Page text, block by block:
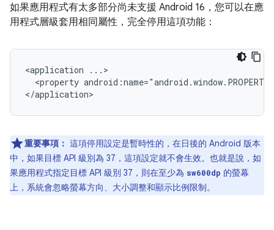
如果應用程式有太多部分尚未支援 Android 16，您可以在應
用程式層級套用相同屬性，完全停用這項功能：
<application
<property
重要事項： 這項停用設定是暫時性的，在日後的 Android 版本
中，如果目標 API 級別為 37，這項設定就不會生效。也就是說，如
果應用程式指定目標 API 級別 37，則在至少為 sw600dp 的螢幕
上，系統會忽略螢幕方向、大小調整和顯示比例限制。